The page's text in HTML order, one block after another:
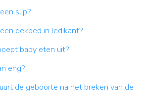
slip?
dekbed in ledikant?
baby eten uit?
eng?
de geboorte na het breken van de